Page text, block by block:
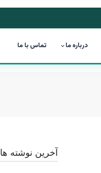
درباره ما تماس با ما
آخرین نوشته ها